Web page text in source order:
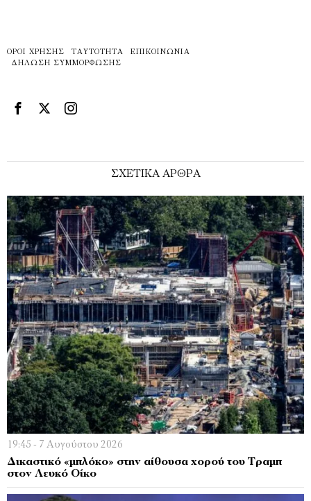
ΌΡΟΙ ΧΡΉΣΗΣ ΤΑΥΤΌΤΗΤΑ
ΕΠΙΚΟΙΝΩΝΊΑ
ΔΉΛΩΣΗ ΣΥΜΜΌΡΦΩΣΗΣ
ΣΧΕΤΙΚΑ ΑΡΘΡΑ
19:45 - 7 Αυγούστου 2026
Δικαστικό «μπλόκο» στην αίθουσα χορού του Τραμπ
στον Λευκό Οίκο